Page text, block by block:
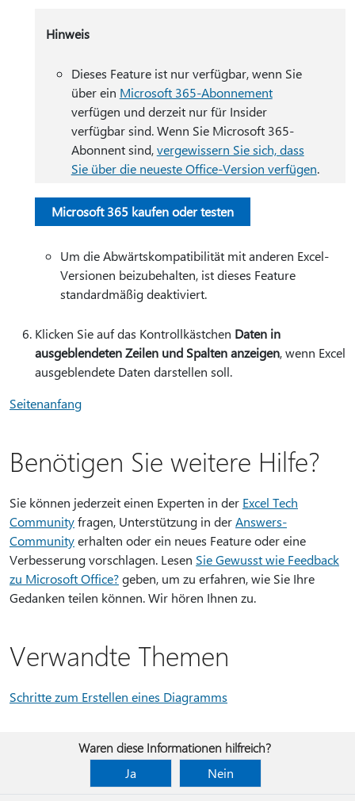
Hinweis
Dieses Feature ist nur verfügbar, wenn Sie
über ein Microsoft 365-Abonnement
verfügen und derzeit nur für Insider
verfügbar sind. Wenn Sie Microsoft 365-
Abonnent sind,vergewissern Sie sich, dass
Sie über die neueste Office-Version verfügen.
Microsoft 365 kaufen oder testen
Um die Abwärtskompatibilität mit anderen Excel-
Versionen beizubehalten, ist dieses Feature
standardmäßig deaktiviert.
Klicken Sie auf das Kontrollkästchen Daten in
ausgeblendeten Zeilen und Spalten anzeigen, wenn Excel
ausgeblendete Daten darstellen soll.
Seitenanfang
Benötigen Sie weitere Hilfe?
Sie können jederzeit einen Experten in der Excel Tech
Communityfragen, Unterstützung in derAnswers-
Communityerhalten oder ein neues Feature oder eine
Verbesserung vorschlagen. Lesen Sie Gewusst wie Feedback
zu Microsoft Office?geben, um zu erfahren, wie Sie Ihre
Gedanken teilen können. Wir hören Ihnen zu.
Verwandte Themen
Schritte zum Erstellen eines Diagramms
Waren diese Informationen hilfreich?
Ja
Nein